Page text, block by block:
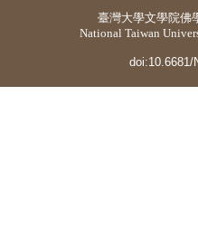
臺灣大學文學院佛
National Taiwan
doi:10.6681/